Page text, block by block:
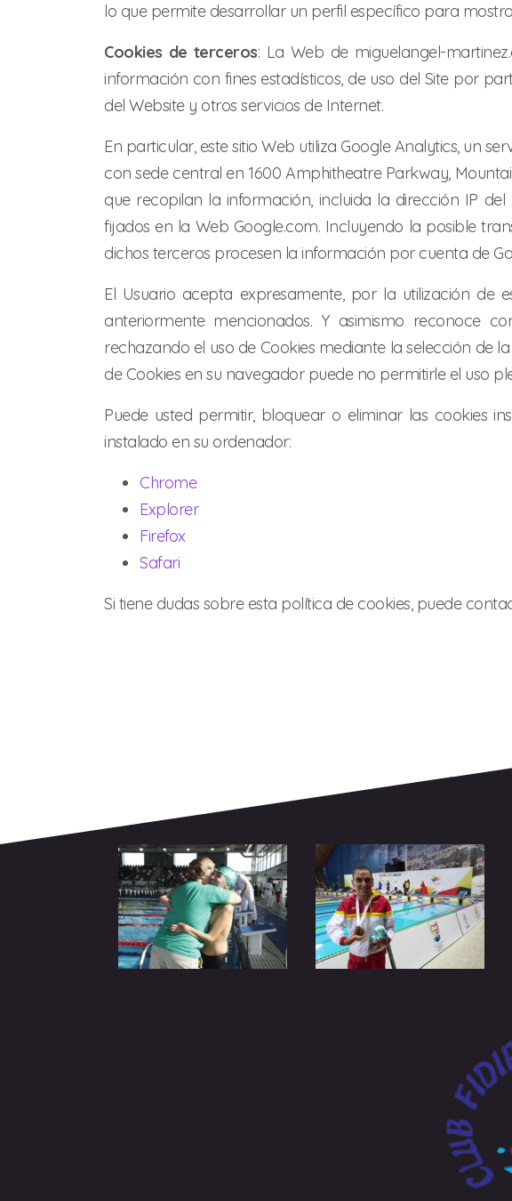
lo que permite desarrollar un perfil específico para
Cookies de terceros: La Web de miguelangel-
información con fines estadísticos, de uso del Site por
del Website y otros servicios de Internet.
En particular, este sitio Web utiliza Google Analytics, un
con sede central en 1600 Amphitheatre Parkway,
que recopilan la información, incluida la dirección IP
fijados en la Web Google.com. Incluyendo la posible
dichos terceros procesen la información por cuenta de
El Usuario acepta expresamente, por la utilización
anteriormente mencionados. Y asimismo reconoce
rechazando el uso de Cookies mediante la selección de
de Cookies en su navegador puede no permitirle el uso
Puede usted permitir, bloquear o eliminar las cookies
instalado en su ordenador:
Chrome
Explorer
Firefox
Safari
Si tiene dudas sobre esta política de cookies, puede